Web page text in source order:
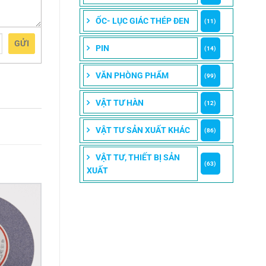
ỐC- LỤC GIÁC THÉP ĐEN (11)
PIN (14)
VĂN PHÒNG PHẨM (99)
VẬT TƯ HÀN (12)
VẬT TƯ SẢN XUẤT KHÁC (86)
VẬT TƯ, THIẾT BỊ SẢN
XUẤT
(63)
GỬI